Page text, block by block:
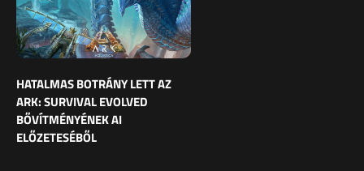
HATALMAS BOTRÁNY LETT AZ
ARK: SURVIVAL EVOLVED
BŐVÍTMÉNYÉNEK AI
ELŐZETESÉBŐL